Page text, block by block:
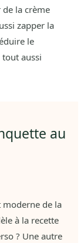
de la crème
zapper la
le
aussi
au
moderne de la
à la recette
? Une autre